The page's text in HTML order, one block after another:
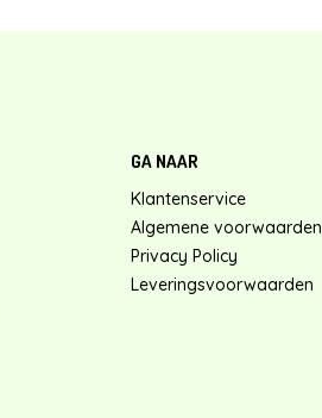
GA NAAR
Klantenservice
Algemene voorwaarden
Privacy Policy
Leveringsvoorwaarden